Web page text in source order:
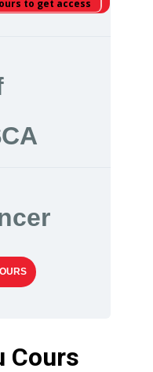
to get access
Cours